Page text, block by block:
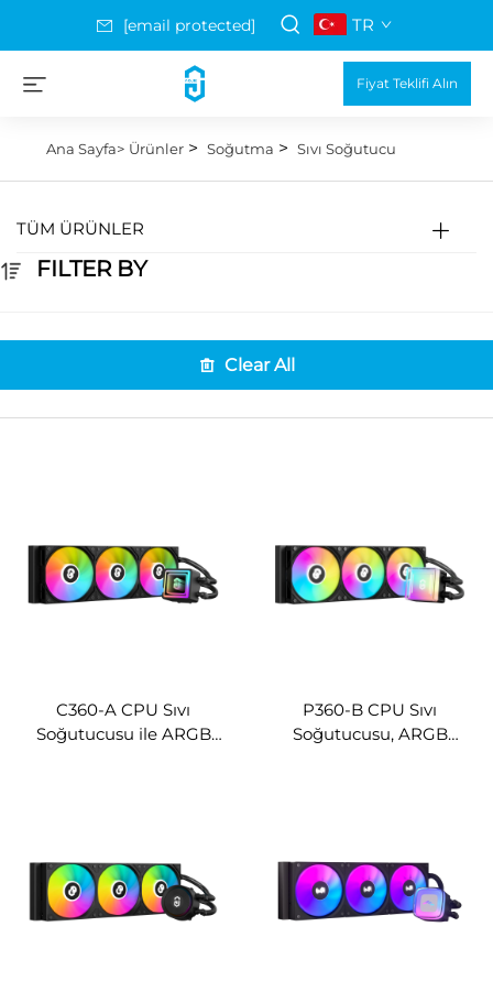
[email protected] TR
Fiyat Teklifi Alın
Ana Sayfa> Ürünler> Soğutma > Sıvı Soğutucu
TÜM ÜRÜNLER
FILTER BY
Clear All
C360-A CPU Sıvı
Soğutucusu ile ARGB
P360-B CPU Sıvı
Soğutucusu, ARGB